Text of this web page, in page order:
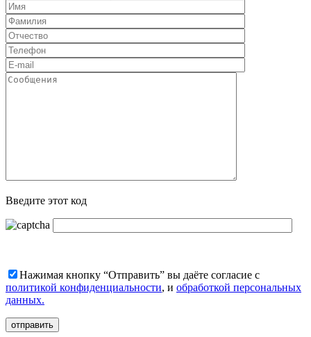
Введите этот код
Нажимая кнопку “Отправить” вы даёте согласие с
политикой конфиденциальности, и обработкой персональных
данных.